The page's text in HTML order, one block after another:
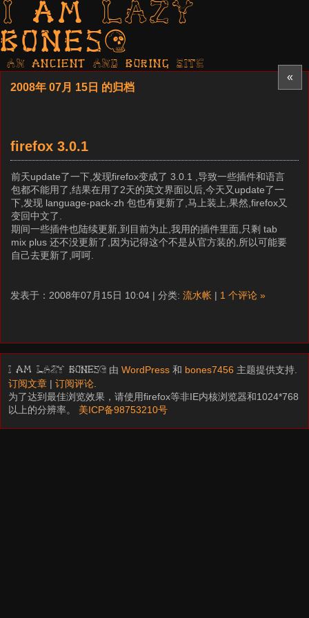
I am LAZY
bones?
AN ancient AND boring SITE
«
2008年 07月 15日 的归档
firefox 3.0.1
前天update了一下,发现firefox变成了 3.0.1 ,导致一些插件和语言
包都不能用了,结果在用了2天的英文界面以后,今天又update了一
下,发现 language-pack-zh 包也有更新了,马上装上,果然,firefox又
变回中文了.
期间一些插件也陆续更新,到目前为止,我用的插件里面,只剩 tab
mix plus 还不没更新了,因为记得这个不是从官方装的,所以可能要
自己去更新了,呵呵.
发表于：2008年07月15日 10:04 | 分类: 流水帐 | 1 个评论 »
I am LAZY bones? 由WordPress 和 bones7456 主题提供支持.
订阅文章 |订阅评论
为了达到最佳浏览效果，请使用firefox等非IE内核浏览器和1024*768
以上的分辨率。 美ICP备98753210号